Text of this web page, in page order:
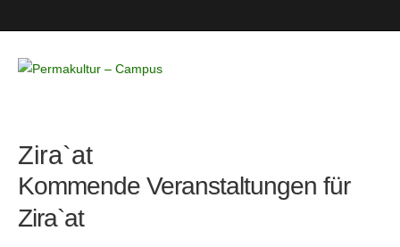
– Campus
Zira`at
Kommende Veranstaltungen für
Zira`at